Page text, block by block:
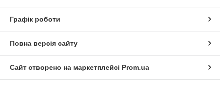
Графік роботи
Повна версія сайту
Сайт створено на маркетплейсі Prom.ua